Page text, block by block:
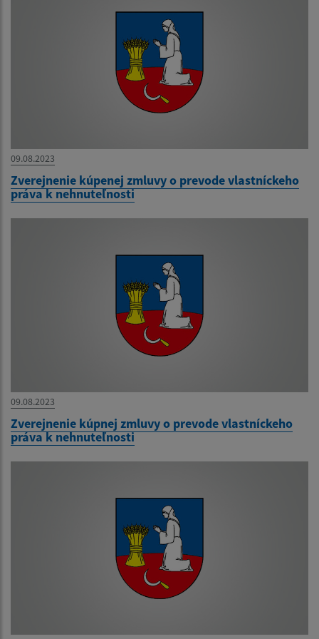
09.08.2023
Zverejnenie kúpenej zmluvy o prevode vlastníckeho
práva k nehnuteľnosti
09.08.2023
Zverejnenie kúpnej zmluvy o prevode vlastníckeho
práva k nehnuteľnosti